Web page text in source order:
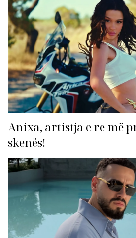
Anixa, artistja e re më
skenës!